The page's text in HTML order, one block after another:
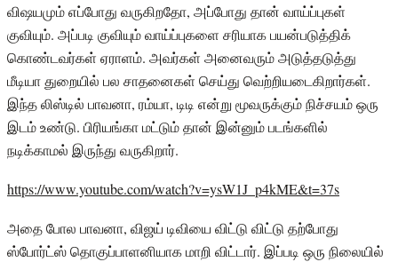
விஷயமும் எப்போது வருகிறதோ, அப்போது தான் வாய்ப்புகள்
குவியும். அப்படி குவியும் வாய்ப்புகளை சரியாக பயன்படுத்திக்
கொண்டவர்கள் ஏராளம். அவர்கள் அனைவரும் அடுத்தடுத்து
மீடியா துறையில் பல சாதனைகள் செய்து வெற்றியடைகிறார்கள்.
இந்த லிஸ்டில் பாவனா, ரம்யா, டிடி என்று மூவருக்கும் நிச்சயம் ஒரு
இடம் உண்டு. பிரியங்கா மட்டும் தான் இன்னும் படங்களில்
நடிக்காமல் இருந்து வருகிறார்.
https://www.youtube.com/watch?v=ysW1J_p4kME&t=37s
அதை போல பாவனா, விஜய் டிவியை விட்டு விட்டு தற்போது
ஸ்போர்ட்ஸ் தொகுப்பாளனியாக மாறி விட்டார். இப்படி ஒரு நிலையில்